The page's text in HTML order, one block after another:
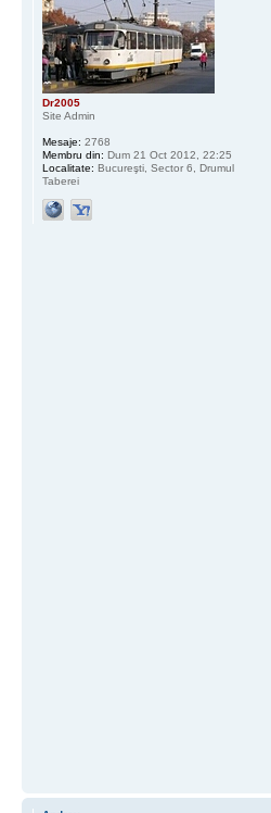
Dr2005
Site Admin
Mesaje: 2768
Membru din: Dum 21 Oct 2012, 22:25
Localitate: Bucureşti, Sector 6, Drumul
Taberei